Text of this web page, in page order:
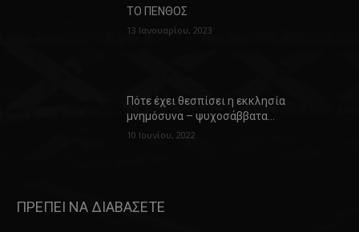
ΤΟ ΠΕΝΘΟΣ
13 Ιανουαρίου, 2023
Πότε έχει θεσπίσει η εκκλησία
μνημόσυνα – ψυχοσάββατα…
10 Ιουνίου, 2022
ΠΡΕΠΕΙ ΝΑ ΔΙΑΒΑΣΕΤΕ